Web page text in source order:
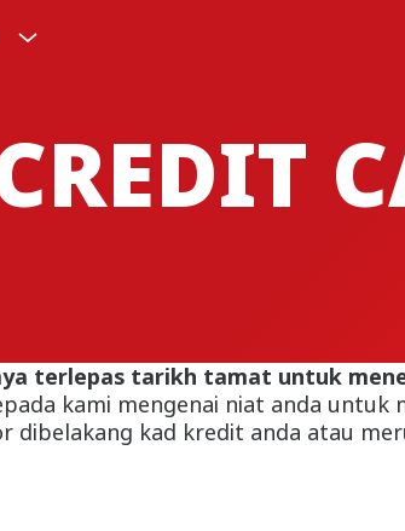
terlepas tarikh tamat untuk
kami mengenai niat anda
dibelakang kad kredit anda atau